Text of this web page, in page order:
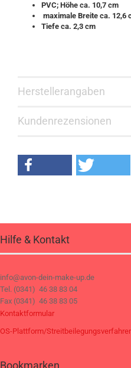
PVC; Höhe ca. 10,7 cm
maximale Breite ca. 12,6
Tiefe ca. 2,3 cm
Herstellerangaben
Kundenrezensionen
Hilfe & Kontakt
info@avon-dein-make-up.de
Tel. (0341) 46 38 83 04
Fax (0341) 46 38 83 05
Kontaktformular
OS-Plattform/
Bookmarken